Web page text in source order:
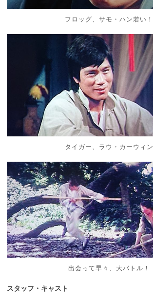
フロッグ、サモ・ハン若い！
タイガー、ラウ・カーウィン
出会って早々、大バトル！
スタッフ・キャスト